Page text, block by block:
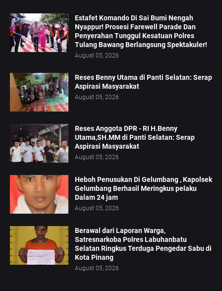
Estafet Komando Di Sai Bumi Nengah
Nyappur! Prosesi Farewell Parade Dan
Penyerahan Tunggul Kesatuan Polres
Tulang Bawang Berlangsung Spektakuler!
August 05, 2026
Reses Benny Utama di Panti Selatan: Serap
Aspirasi Masyarakat
August 05, 2026
Reses Anggota DPR - RI H.Benny
Utama,SH.MM di Panti Selatan: Serap
Aspirasi Masyarakat
August 05, 2026
Heboh Penusukan Di Gelumbang , Kapolsek
Gelumbang Berhasil Meringkus pelaku
Dalam 24 jam
August 05, 2026
Berawal dari Laporan Warga,
Satresnarkoba Polres Labuhanbatu
Selatan Ringkus Terduga Pengedar Sabu di
Kota Pinang
August 05, 2026